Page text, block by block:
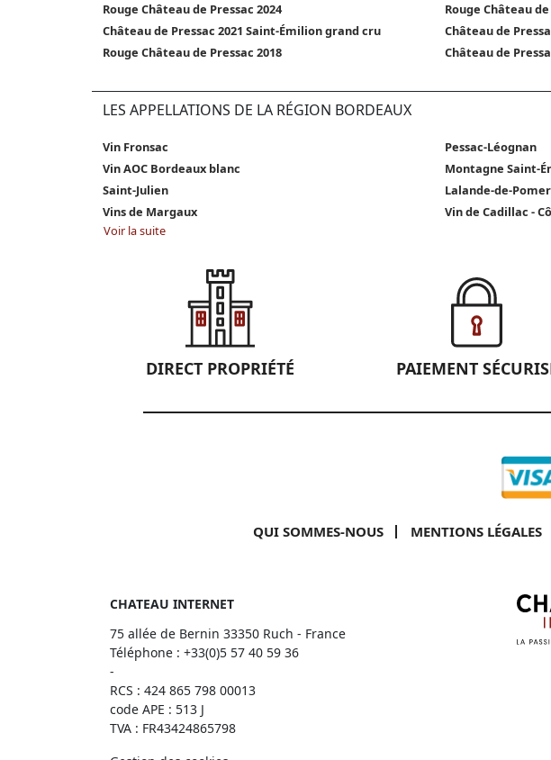
Rouge Château de Pressac 2024 Rouge Château
Château de Pressac 2021 Saint-Émilion grand cru
Château de
Rouge Château de Pressac 2018
Château de
LES APPELLATIONS DE LA RÉGION BORDEAUX
Vin Fronsac Pessac-Léognan
Vin AOC Bordeaux blanc
Montagne Saint-
Saint-Julien
Lalande-de-
Vins de Margaux
Vin de Cadillac -
Voir la suite
DIRECT PROPRIÉTÉ PAIEMENT
QUI SOMMES-NOUS MENTIONS LÉGALES
CHATEAU INTERNET
75 allée de Bernin 33350 Ruch - France
Téléphone : +33(0)5 57 40 59 36
-
RCS : 424 865 798 00013
code APE : 513 J
TVA : FR43424865798